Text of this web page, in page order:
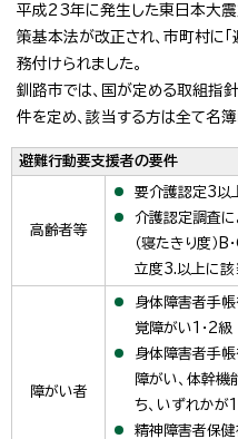
平成23年に発生した東日本大
策基本法が改正され、市町村に
務付けられました。
釧路市では、国が定める取組指
件を定め、該当する方は全て名簿
避難行動要支援者の要件
高齢者等
要介護認定3以
介護認定調査
（寝たきり度）
立度3.以上に該
障がい者
身体障害者手
覚障がい1・2級
身体障害者手帳
障がい、体幹機
ち、いずれかが
精神障害者保